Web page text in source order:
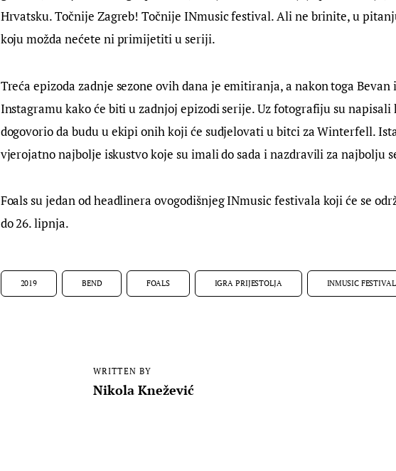
Hrvatsku. Točnije Zagreb! Točnije INmusic festival. Ali ne brinite, u
koju možda nećete ni primijetiti u seriji.
Treća epizoda zadnje sezone ovih dana je emitiranja, a nakon toga
Instagramu kako će biti u zadnjoj epizodi serije. Uz fotografiju su napisali
dogovorio da budu u ekipi onih koji će sudjelovati u bitci za Winterfell.
vjerojatno najbolje iskustvo koje su imali do sada i nazdravili za najbolju
Foals su jedan od headlinera ovogodišnjeg INmusic festivala koji će se
do 26. lipnja.
2019 BEND FOALS IGRA PRIJESTOLJA INMUSIC FESTIVAL
WRITTEN BY
Nikola Knežević